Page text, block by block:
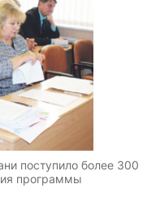
поступило более 300
программы